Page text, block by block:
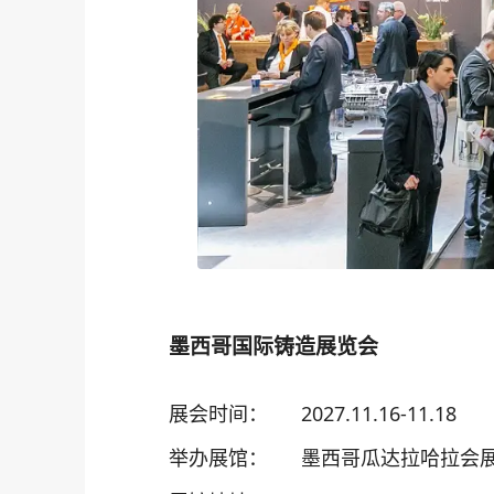
墨西哥国际铸造展览会
展会时间：
2027.11.16-11.18
举办展馆：
墨西哥瓜达拉哈拉会